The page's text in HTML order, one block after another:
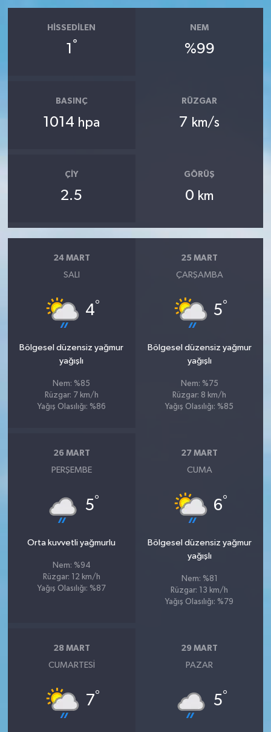
HISSEDILEN
1 °
NEM
%99
BASINÇ
1014 hpa
RÜZGAR
7 km/s
ÇIY
2.5
GÖRÜŞ
0 km
24 MART
SALI
4°
Bölgesel düzensiz yağmur
yağışlı
Nem: %85
Rüzgar: 7 km/h
Yağış Olasılığı: %86
25 MART
ÇARŞAMBA
5°
Bölgesel düzensiz yağmur
yağışlı
Nem: %75
Rüzgar: 8 km/h
Yağış Olasılığı: %85
26 MART
PERŞEMBE
5°
Orta kuvvetli yağmurlu
Nem: %94
Rüzgar: 12 km/h
Yağış Olasılığı: %87
27 MART
CUMA
6°
Bölgesel düzensiz yağmur
yağışlı
Nem: %81
Rüzgar: 13 km/h
Yağış Olasılığı: %79
28 MART
CUMARTESI
7°
29 MART
PAZAR
5°